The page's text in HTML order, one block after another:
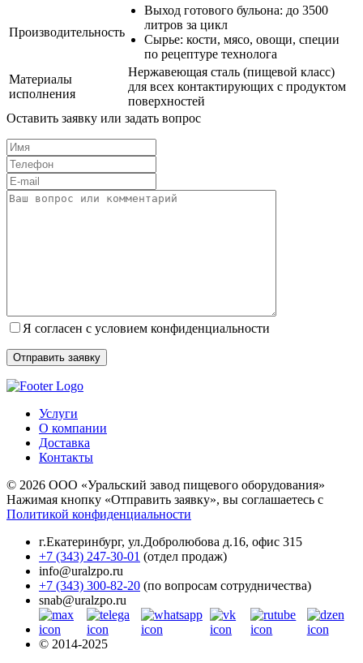
Производительность
Выход готового бульона: до 3500
литров за цикл
Сырье: кости, мясо, овощи, специи
по рецептуре технолога
Материалы
исполнения
Нержавеющая сталь (пищевой класс)
для всех контактирующих с продуктом
поверхностей
Оставить заявку или задать вопрос
Я согласен с условием конфиденциальности
Услуги
О компании
Доставка
Контакты
© 2026 ООО «Уральский завод пищевого оборудования»
Нажимая кнопку «Отправить заявку», вы соглашаетесь с
Политикой конфиденциальности
г.Екатеринбург, ул.Добролюбова д.16, офис 315
+7 (343) 247-30-01 (отдел продаж)
info@uralzpo.ru
+7 (343) 300-82-20 (по вопросам сотрудничества)
snab@uralzpo.ru
© 2014-2025